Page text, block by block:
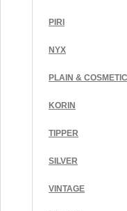
PIRI
NYX
PLAIN &
KORIN
TIPPER
SILVER
VINTAGE